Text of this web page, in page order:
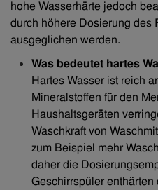
hohe Wasserhärte jedoch
durch höhere Dosierung des
ausgeglichen werden.
Was bedeutet hartes
Hartes Wasser ist reich
Mineralstoffen für den
Haushaltsgeräten
Waschkraft von
zum Beispiel mehr
daher die
Geschirrspüler